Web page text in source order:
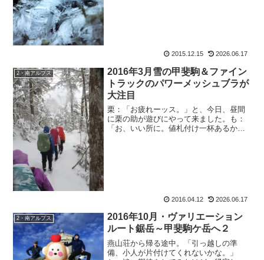
2015.12.15 2026.06.17
2・南アルプス
2016年3月雪の甲斐駒＆ファイン
トラックのパワーメッシュブラが
大注目
栗：「お疲れーッス。」と、今日、昼間
に栗の助が遊びにやって来ました。も：
「お、いい所に。値札付け一杯あるから
2016.04.12 2026.06.17
2・南アルプス
2016年10月・ヴァリエーション
ルート鋸岳～甲斐駒ケ岳へ２
燕山荘から帰る途中。「引っ越しの準
備、小人が片付けてくれないかな。」